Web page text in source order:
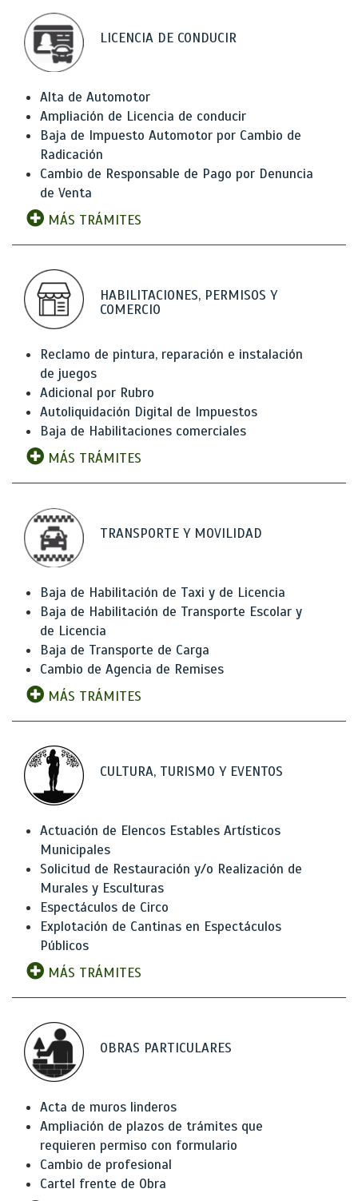
LICENCIA DE CONDUCIR
Alta de Automotor
Ampliación de Licencia de conducir
Baja de Impuesto Automotor por Cambio de
Radicación
Cambio de Responsable de Pago por Denuncia
de Venta
MÁS TRÁMITES
HABILITACIONES, PERMISOS Y
COMERCIO
Reclamo de pintura, reparación e instalación
de juegos
Adicional por Rubro
Autoliquidación Digital de Impuestos
Baja de Habilitaciones comerciales
MÁS TRÁMITES
TRANSPORTE Y MOVILIDAD
Baja de Habilitación de Taxi y de Licencia
Baja de Habilitación de Transporte Escolar y
de Licencia
Baja de Transporte de Carga
Cambio de Agencia de Remises
MÁS TRÁMITES
CULTURA, TURISMO Y EVENTOS
Actuación de Elencos Estables Artísticos
Municipales
Solicitud de Restauración y/o Realización de
Murales y Esculturas
Espectáculos de Circo
Explotación de Cantinas en Espectáculos
Públicos
MÁS TRÁMITES
OBRAS PARTICULARES
Acta de muros linderos
Ampliación de plazos de trámites que
requieren permiso con formulario
Cambio de profesional
Cartel frente de Obra